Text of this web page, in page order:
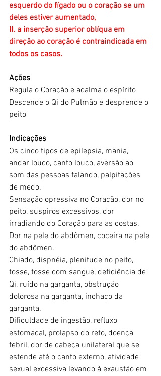
esquerdo do fígado ou o coração se um
deles estiver aumentado,
II. a inserção superior oblíqua em
direção ao coração é contraindicada em
todos os casos.
Ações
Regula o Coração e acalma o espírito
Descende o Qi do Pulmão e desprende o
peito
Indicações
Os cinco tipos de epilepsia, mania,
andar louco, canto louco, aversão ao
som das pessoas falando, palpitações
de medo.
Sensação opressiva no Coração, dor no
peito, suspiros excessivos, dor
irradiando do Coração para as costas.
Dor na pele do abdômen, coceira na pele
do abdômen.
Chiado, dispnéia, plenitude no peito,
tosse, tosse com sangue, deficiência de
Qi, ruído na garganta, obstrução
dolorosa na garganta, inchaço da
garganta.
Dificuldade de ingestão, refluxo
estomacal, prolapso do reto, doença
febril, dor de cabeça unilateral que se
estende até o canto externo, atividade
sexual excessiva levando à exaustão em